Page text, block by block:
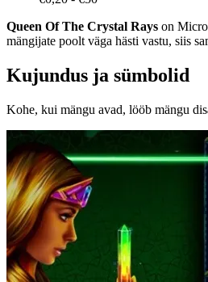
Queen Of The Crystal Rays on
mängijate poolt väga hästi vastu, siis
Kujundus ja sümbolid
Kohe, kui mängu avad, lööb mängu